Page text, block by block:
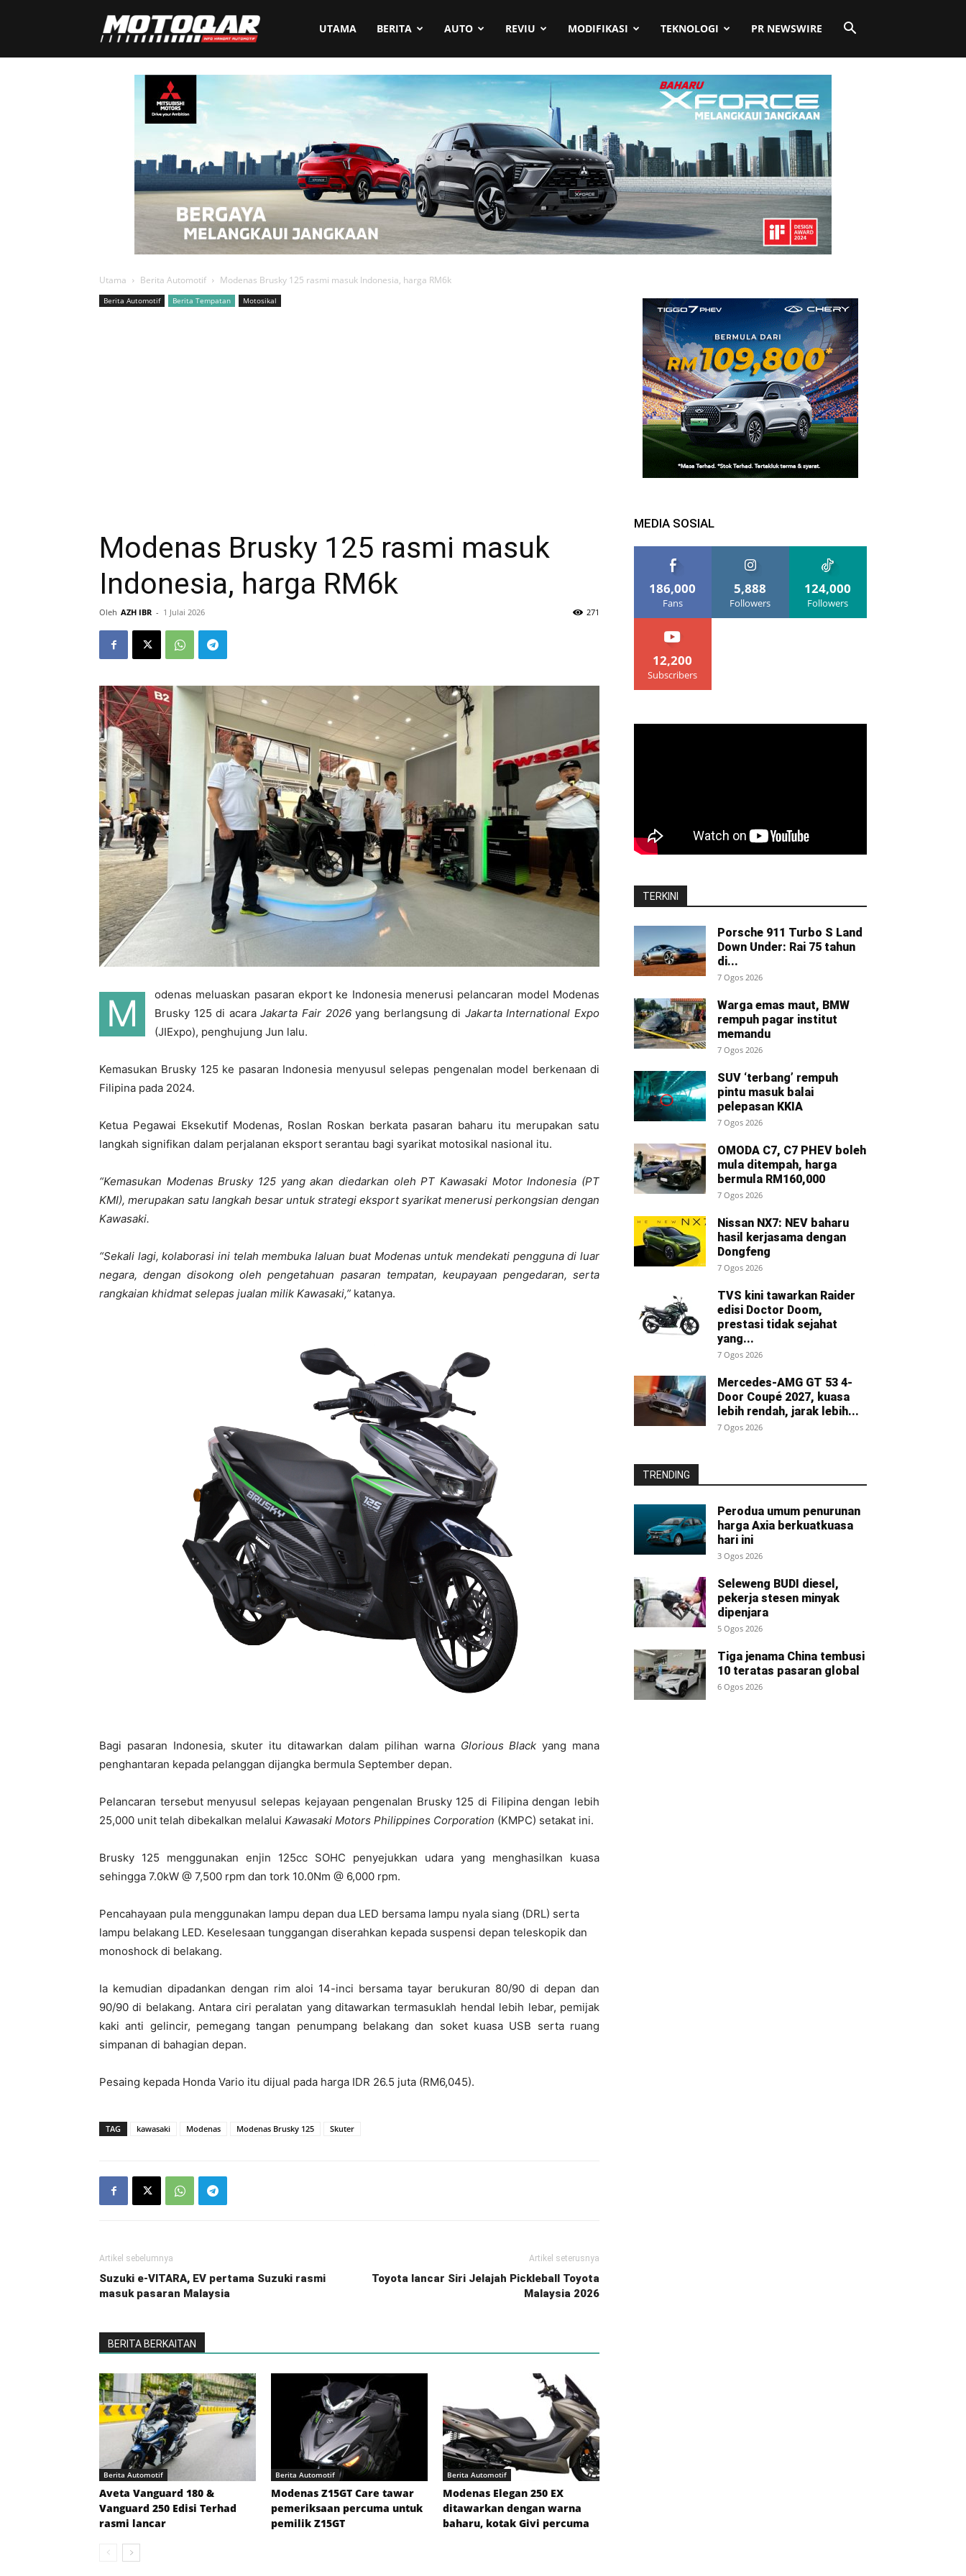
Motoqar UTAMA BERITA AUTO REVIU MODIFIKASI TEKNOLOGI PR NEWSWIRE
Utama Berita Automotif Modenas Brusky 125 rasmi masuk Indonesia, harga RM6k
Berita Automotif Berita Tempatan Motosikal
Modenas Brusky 125 rasmi masuk
Indonesia, harga RM6k
Oleh AZH IBR - 1 Julai 2026 271
M
odenas meluaskan pasaran ekport ke Indonesia menerusi pelancaran model Modenas
Brusky 125 di acaraJakarta Fair 2026yang berlangsung di Jakarta International Expo
(JIExpo), penghujung Jun lalu.
Kemasukan Brusky 125 ke pasaran Indonesia menyusul selepas pengenalan model berkenaan di
Filipina pada 2024.
Ketua Pegawai Eksekutif Modenas, Roslan Roskan berkata pasaran baharu itu merupakan satu
langkah signifikan dalam perjalanan eksport serantau bagi syarikat motosikal nasional itu.
“Kemasukan Modenas Brusky 125 yang akan diedarkan oleh PT Kawasaki Motor Indonesia (PT
KMI), merupakan satu langkah besar untuk strategi eksport syarikat menerusi perkongsian dengan
Kawasaki.
“Sekali lagi, kolaborasi ini telah membuka laluan buat Modenas untuk mendekati pengguna di luar
negara, dengan disokong oleh pengetahuan pasaran tempatan, keupayaan pengedaran, serta
rangkaian khidmat selepas jualan milik Kawasaki,” katanya.
Bagi pasaran Indonesia, skuter itu ditawarkan dalam pilihan warna Glorious Blackyang mana
penghantaran kepada pelanggan dijangka bermula September depan.
Pelancaran tersebut menyusul selepas kejayaan pengenalan Brusky 125 di Filipina dengan lebih
25,000 unit telah dibekalkan melalui Kawasaki Motors Philippines Corporation (KMPC) setakat ini.
Brusky 125 menggunakan enjin 125cc SOHC penyejukkan udara yang menghasilkan kuasa
sehingga 7.0kW @ 7,500 rpm dan tork 10.0Nm @ 6,000 rpm.
Pencahayaan pula menggunakan lampu depan dua LED bersama lampu nyala siang (DRL) serta
lampu belakang LED. Keselesaan tunggangan diserahkan kepada suspensi depan teleskopik dan
monoshock di belakang.
Ia kemudian dipadankan dengan rim aloi 14-inci bersama tayar berukuran 80/90 di depan dan
90/90 di belakang. Antara ciri peralatan yang ditawarkan termasuklah hendal lebih lebar, pemijak
kaki anti gelincir, pemegang tangan penumpang belakang dan soket kuasa USB serta ruang
simpanan di bahagian depan.
Pesaing kepada Honda Vario itu dijual pada harga IDR 26.5 juta (RM6,045).
TAG kawasaki Modenas Modenas Brusky 125 Skuter
Artikel sebelumnya
Suzuki e-VITARA, EV pertama Suzuki rasmi
masuk pasaran Malaysia
Artikel seterusnya
Toyota lancar Siri Jelajah Pickleball Toyota
Malaysia 2026
BERITA BERKAITAN
Berita Automotif
Aveta Vanguard 180 &
Vanguard 250 Edisi Terhad
rasmi lancar
Berita Automotif
Modenas Z15GT Care tawar
pemeriksaan percuma untuk
pemilik Z15GT
Berita Automotif
Modenas Elegan 250 EX
ditawarkan dengan warna
baharu, kotak Givi percuma
MEDIA SOSIAL
186,000
Fans
5,888
Followers
124,000
Followers
12,200
Subscribers
TERKINI
Porsche 911 Turbo S Land
Down Under: Rai 75 tahun
di...
7 Ogos 2026
Warga emas maut, BMW
rempuh pagar institut
memandu
7 Ogos 2026
SUV ‘terbang’ rempuh
pintu masuk balai
pelepasan KKIA
7 Ogos 2026
OMODA C7, C7 PHEV boleh
mula ditempah, harga
bermula RM160,000
7 Ogos 2026
Nissan NX7: NEV baharu
hasil kerjasama dengan
Dongfeng
7 Ogos 2026
TVS kini tawarkan Raider
edisi Doctor Doom,
prestasi tidak sejahat
yang...
7 Ogos 2026
Mercedes-AMG GT 53 4-
Door Coupé 2027, kuasa
lebih rendah, jarak lebih...
7 Ogos 2026
TRENDING
Perodua umum penurunan
harga Axia berkuatkuasa
hari ini
3 Ogos 2026
Seleweng BUDI diesel,
pekerja stesen minyak
dipenjara
5 Ogos 2026
Tiga jenama China tembusi
10 teratas pasaran global
6 Ogos 2026